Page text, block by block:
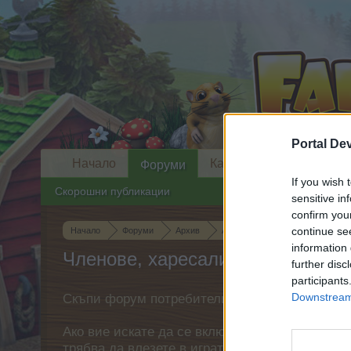
Portal
If you wish
sensitive
confirm
continue
information
further
Начало Форуми Архив Архив на Помощ
Членове, харесали съобщение
Скъпи форум потребители,
Ако вие искате да се включите активно във
Начало Форуми
Скорошни публикации
Календар